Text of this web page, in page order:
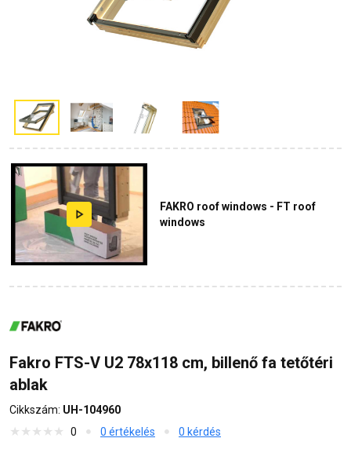
FAKRO roof windows - FT roof
windows
Fakro FTS-V U2 78x118 cm, billenő fa tetőtéri
ablak
Cikkszám: UH-104960
0
0 értékelés 0 kérdés